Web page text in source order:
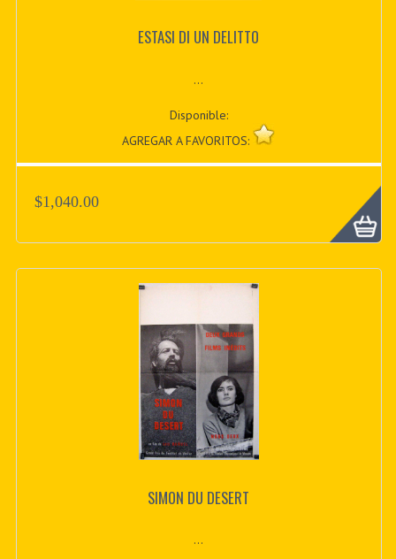
ESTASI DI UN DELITTO
...
Disponible:
AGREGAR A FAVORITOS:
$1,040.00
SIMON DU DESERT
...